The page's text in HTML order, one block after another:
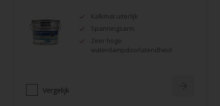
Kalkmat uiterlijk
Spanningsarm
Zeer hoge
waterdampdoorlatendheid
Vergelijk